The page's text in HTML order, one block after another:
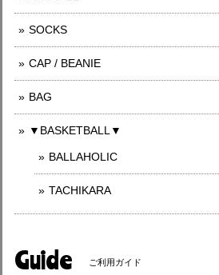
SOCKS
CAP / BEANIE
BAG
▼BASKETBALL▼
BALLAHOLIC
TACHIKARA
Guide ご利用ガイド